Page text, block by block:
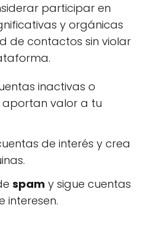
participar en
y orgánicas
de contactos sin violar
inactivas o
valor a tu
de interés y crea
spam y sigue cuentas
interesen.